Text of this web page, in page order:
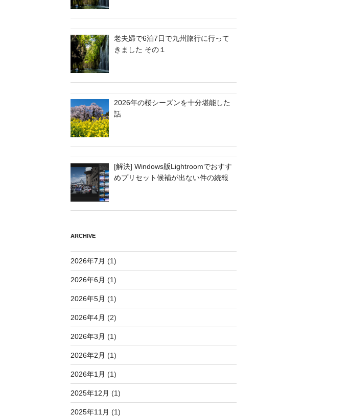
老夫婦で6泊7日で九州旅行に行って
きました その１
2026年の桜シーズンを十分堪能した
話
[解決] Windows版Lightroomでおすす
めプリセット候補が出ない件の続報
ARCHIVE
2026年7月 (1)
2026年6月 (1)
2026年5月 (1)
2026年4月 (2)
2026年3月 (1)
2026年2月 (1)
2026年1月 (1)
2025年12月 (1)
2025年11月 (1)